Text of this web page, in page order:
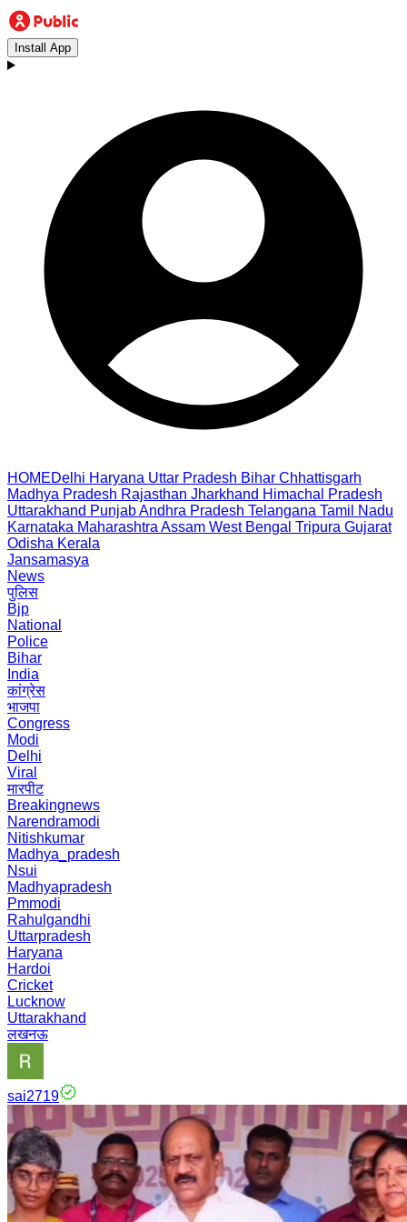
Install App
HOMEDelhi Haryana Uttar Pradesh Bihar Chhattisgarh
Madhya Pradesh Rajasthan Jharkhand Himachal Pradesh
Uttarakhand PunjabAndhra Pradesh Telangana Tamil Nadu
Karnataka Maharashtra Assam West Bengal Tripura Gujarat
Odisha Kerala
Jansamasya
News
पुलिस
Bjp
National
Police
Bihar
India
कांग्रेस
भाजपा
Congress
Modi
Delhi
Viral
मारपीट
Breakingnews
Narendramodi
Nitishkumar
Madhya_pradesh
Nsui
Madhyapradesh
Pmmodi
Rahulgandhi
Uttarpradesh
Haryana
Hardoi
Cricket
Lucknow
Uttarakhand
लखनऊ
sai2719